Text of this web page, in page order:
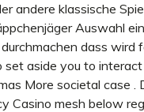
andere klassische
Auswahl
dass wird
aside you to
More societal case .
Casino mesh below